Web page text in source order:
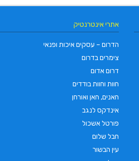
אתרי אינטרנטיק
הדרום – עסקים איכות ופנאי
צימרים בדרום
דרום אדום
חוות וחוות בודדים
חאנים, חאן ואורחן
אינדקס לנגב
פורטל אשכול
חבל שלום
עין הבשור